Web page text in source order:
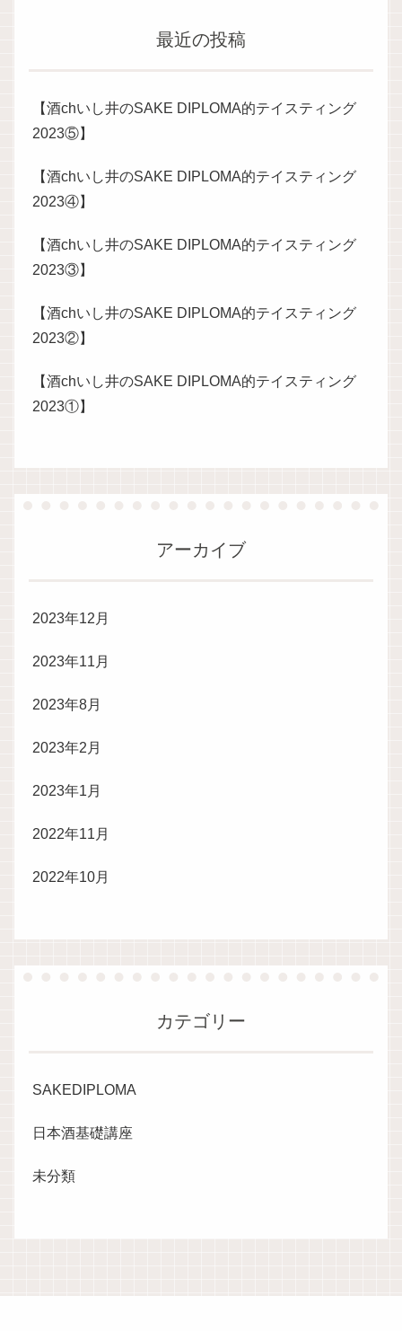
最近の投稿
【酒chいし井のSAKE DIPLOMA的テイスティング
2023⑤】
【酒chいし井のSAKE DIPLOMA的テイスティング
2023④】
【酒chいし井のSAKE DIPLOMA的テイスティング
2023③】
【酒chいし井のSAKE DIPLOMA的テイスティング
2023②】
【酒chいし井のSAKE DIPLOMA的テイスティング
2023①】
アーカイブ
2023年12月
2023年11月
2023年8月
2023年2月
2023年1月
2022年11月
2022年10月
カテゴリー
SAKEDIPLOMA
日本酒基礎講座
未分類